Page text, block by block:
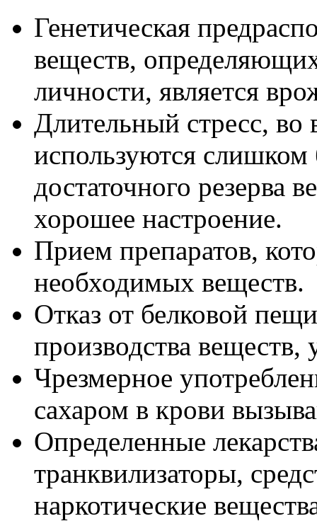
Генетическая
веществ,
личности, является
Длительный стресс, во
используются слишком
достаточного резерва
хорошее настроение.
Прием препаратов,
необходимых веществ.
Отказ от белковой
производства
Чрезмерное
сахаром в крови
Определенные
транквилизаторы,
наркотические